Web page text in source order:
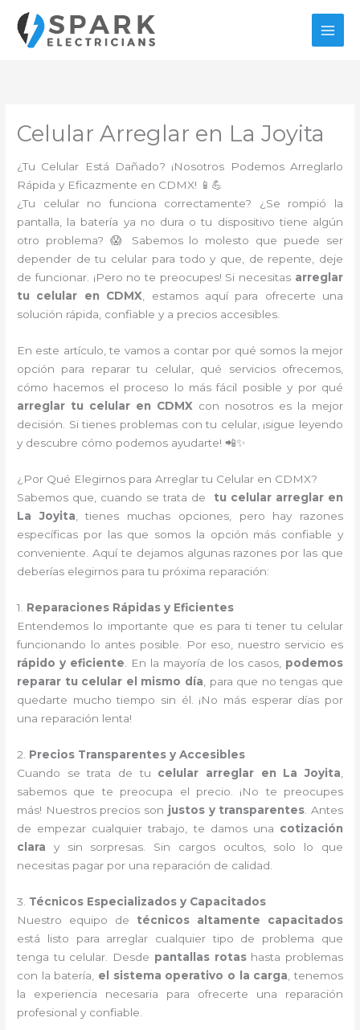
contenido
Celular Arreglar en La Joyita
¿Tu Celular Está Dañado? ¡Nosotros Podemos Arreglarlo
Rápida y Eficazmente en CDMX! 📱💪
¿Tu celular no funciona correctamente? ¿Se rompió la
pantalla, la batería ya no dura o tu dispositivo tiene algún
otro problema? 😱 Sabemos lo molesto que puede ser
depender de tu celular para todo y que, de repente, deje
de funcionar. ¡Pero no te preocupes! Si necesitas arreglar
tu celular en CDMX, estamos aquí para ofrecerte una
solución rápida, confiable y a precios accesibles.
En este artículo, te vamos a contar por qué somos la mejor
opción para reparar tu celular, qué servicios ofrecemos,
cómo hacemos el proceso lo más fácil posible y por qué
arreglar tu celular en CDMX con nosotros es la mejor
decisión. Si tienes problemas con tu celular, ¡sigue leyendo
y descubre cómo podemos ayudarte! 📲✨
¿Por Qué Elegirnos para Arreglar tu Celular en CDMX?
Sabemos que, cuando se trata de
tu celular arreglar en
La Joyita , tienes muchas opciones, pero hay razones
específicas por las que somos la opción más confiable y
conveniente. Aquí te dejamos algunas razones por las que
deberías elegirnos para tu próxima reparación:
1. Reparaciones Rápidas y Eficientes
Entendemos lo importante que es para ti tener tu celular
funcionando lo antes posible. Por eso, nuestro servicio es
rápido y eficiente . En la mayoría de los casos, podemos
reparar tu celular el mismo día , para que no tengas que
quedarte mucho tiempo sin él. ¡No más esperar días por
una reparación lenta!
2. Precios Transparentes y Accesibles
Cuando se trata de tu celular arreglar en La Joyita
sabemos que te preocupa el precio. ¡No te preocupes
más! Nuestros precios son justos y transparentes . Antes
de empezar cualquier trabajo, te damos una cotización
clara y sin sorpresas. Sin cargos ocultos, solo lo que
necesitas pagar por una reparación de calidad.
3. Técnicos Especializados y Capacitados
Nuestro equipo de técnicos altamente capacitados
está listo para arreglar cualquier tipo de problema que
tenga tu celular. Desde pantallas rotashasta problemas
con la batería, el sistema operativo o la carga , tenemos
la experiencia necesaria para ofrecerte una reparación
profesional y confiable.